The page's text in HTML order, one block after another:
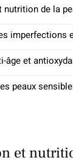
nutrition de la
imperfections
âge et
peaux
et